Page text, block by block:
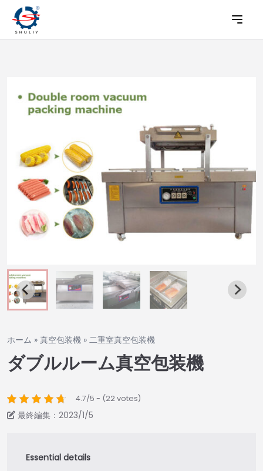
ホーム » 真空包装機 » 二重室真空包装機
ダブルルーム真空包装機
4.7/5 - (22 votes)
最終編集：2023/1/5